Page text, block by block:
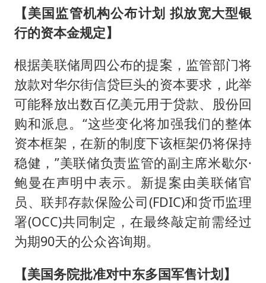
【美国监管机构公布计划 拟放宽大型银
行的资本金规定】
根据美联储周四公布的提案，监管部门将
放款对华尔街信贷巨头的资本要求，此举
可能释放出数百亿美元用于贷款、股份回
购和派息。“这些变化将加强我们的整体
资本框架，在新的制度下该框架仍将保持
稳健，”美联储负责监管的副主席米歇尔·
鲍曼在声明中表示。新提案由美联储官
员、联邦存款保险公司(FDIC)和货币监理
署(OCC)共同制定，在最终敲定前需经过
为期90天的公众咨询期。
【美国务院批准对中东多国军售计划】